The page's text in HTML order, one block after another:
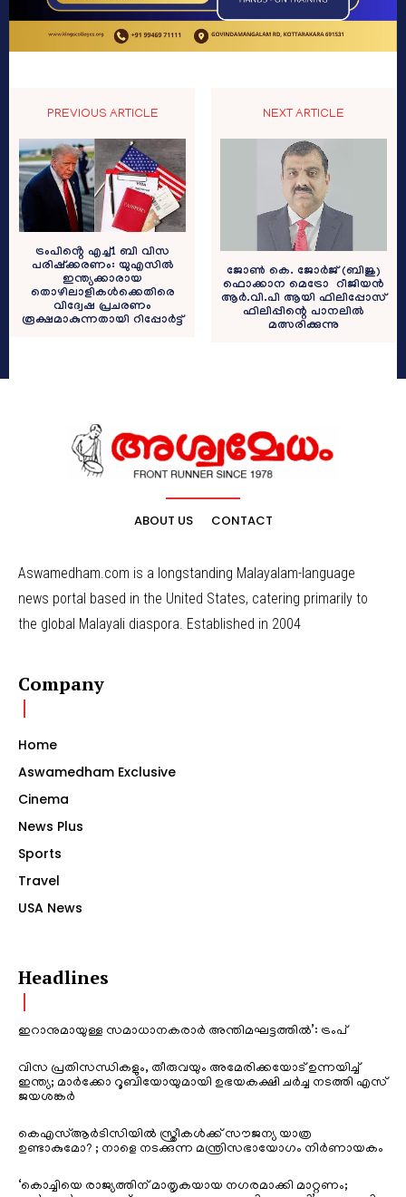
PREVIOUS ARTICLE
ട്രംപിൻ്റെ എച്ച്1 ബി വിസ
പരിഷ്ക്കരണം: യുഎസിൽ
ഇന്ത്യക്കാരായ
തൊഴിലാളികൾക്കെതിരെ
വിദ്വേഷ പ്രചരണം
രൂക്ഷമാകുന്നതായി റിപ്പോർട്ട്
NEXT ARTICLE
ജോൺ കെ. ജോർജ് (ബിജു)
ഫൊക്കാന മെട്രോ റീജിയൻ
ആർ.വി.പി ആയി ഫിലിപ്പോസ്
ഫിലിപ്പിന്റെ പാനലിൽ
മത്സരിക്കുന്നു
ABOUT US CONTACT
Aswamedham.com is a longstanding Malayalam-language
news portal based in the United States, catering primarily to
the global Malayali diaspora. Established in 2004
Company
Home
Aswamedham Exclusive
Cinema
News Plus
Sports
Travel
USA News
Headlines
ഇറാനുമായുള്ള സമാധാനകരാർ അന്തിമഘട്ടത്തിൽ‌’: ട്രംപ്
വിസ പ്രതിസന്ധികളും, തീരുവയും അമേരിക്കയോട് ഉന്നയിച്ച്
ഇന്ത്യ; മാർക്കോ റൂബിയോയുമായി ഉഭയകക്ഷി ചർച്ച നടത്തി എസ്
ജയശങ്കർ
കെഎസ്ആർടിസിയിൽ സ്ത്രീകൾക്ക് സൗജന്യ യാത്ര
ഉണ്ടാകുമോ? ; നാളെ നടക്കുന്ന മന്ത്രിസഭായോഗം നിർണായകം
‘കൊച്ചിയെ രാജ്യത്തിന് മാതൃകയായ നഗരമാക്കി മാറ്റണം;